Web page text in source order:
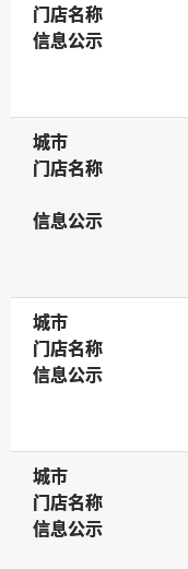
门店名称
门店名称
信息公示
信息公示
城市
城市
门店名称
门店名称
信息公示
信息公示
城市
城市
门店名称
门店名称
信息公示
信息公示
城市
城市
门店名称
门店名称
信息公示
信息公示